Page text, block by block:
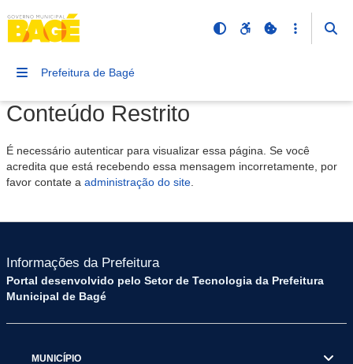
Prefeitura de Bagé
Conteúdo Restrito
É necessário autenticar para visualizar essa página. Se você
acredita que está recebendo essa mensagem incorretamente, por
favor contate a administração do site
Informações da Prefeitura
Portal desenvolvido pelo Setor de Tecnologia da Prefeitura
Municipal de Bagé
MUNICÍPIO